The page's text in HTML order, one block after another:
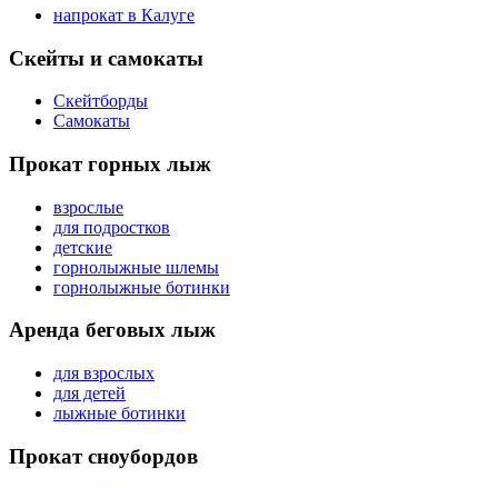
напрокат в Калуге
Скейты и самокаты
Скейтборды
Самокаты
Прокат горных лыж
взрослые
для подростков
детские
горнолыжные шлемы
горнолыжные ботинки
Аренда беговых лыж
для взрослых
для детей
лыжные ботинки
Прокат сноубордов